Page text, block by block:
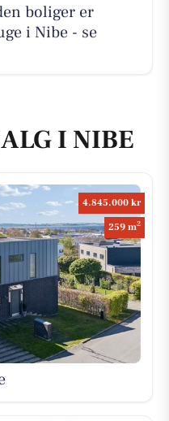
boliger er
i Nibe - se
I NIBE
4.845.000 kr
259 m2